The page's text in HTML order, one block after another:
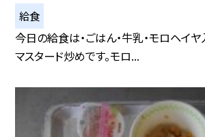
給食
今日の給食は・ごはん・牛乳・モロヘイ
マスタード炒めです。モロ...